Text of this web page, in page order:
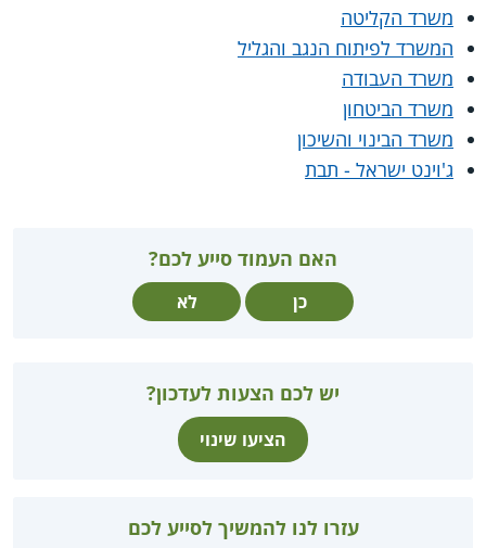
משרד הקליטה
המשרד לפיתוח הנגב והגליל
משרד העבודה
משרד הביטחון
משרד הבינוי והשיכון
ג'וינט ישראל - תבת
האם העמוד סייע לכם?
כן לא
יש לכם הצעות לעדכון?
הציעו שינוי
עזרו לנו להמשיך לסייע לכם